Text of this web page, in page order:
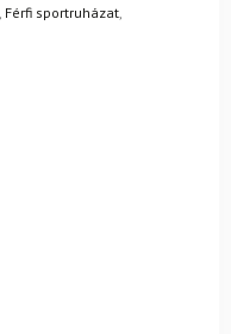
Férfi sportruházat